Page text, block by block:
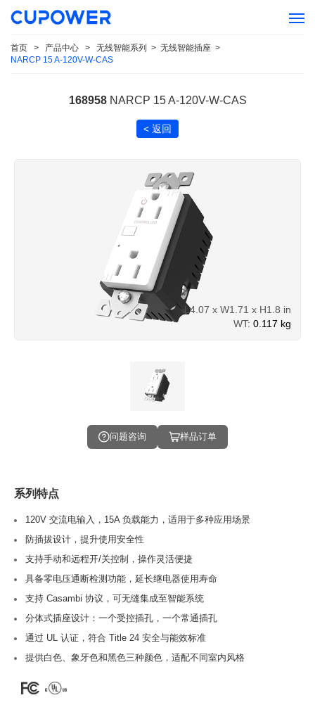
首页 > 产品中心 > 无线智能系列 > 无线智能插座 >
NARCP 15 A-120V-W-CAS
168958 NARCP 15 A-120V-W-CAS
< 返回
L4.07 x W1.71 x H1.8 in
WT: 0.117 kg
问题咨询 样品订单
系列特点
120V 交流电输入，15A 负载能力，适用于多种应用场景
防插拔设计，提升使用安全性
支持手动和远程开/关控制，操作灵活便捷
具备零电压通断检测功能，延长继电器使用寿命
支持 Casambi 协议，可无缝集成至智能系统
分体式插座设计：一个受控插孔，一个常通插孔
通过 UL 认证，符合 Title 24 安全与能效标准
提供白色、象牙色和黑色三种颜色，适配不同室内风格